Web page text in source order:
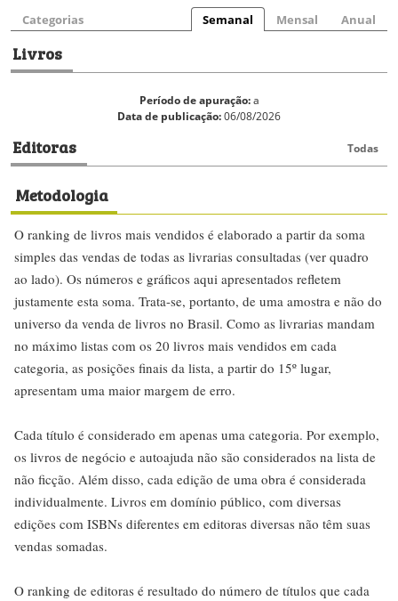
Categorias Semanal Mensal Anual
Livros
Período de apuração:a
Data de publicação:06/08/2026
Editoras Todas
Metodologia
O ranking de livros mais vendidos é elaborado a partir da soma
simples das vendas de todas as livrarias consultadas (ver quadro
ao lado). Os números e gráficos aqui apresentados refletem
justamente esta soma. Trata-se, portanto, de uma amostra e não do
universo da venda de livros no Brasil. Como as livrarias mandam
no máximo listas com os 20 livros mais vendidos em cada
categoria, as posições finais da lista, a partir do 15º lugar,
apresentam uma maior margem de erro.
Cada título é considerado em apenas uma categoria. Por exemplo,
os livros de negócio e autoajuda não são considerados na lista de
não ficção. Além disso, cada edição de uma obra é considerada
individualmente. Livros em domínio público, com diversas
edições com ISBNs diferentes em editoras diversas não têm suas
vendas somadas.
O ranking de editoras é resultado do número de títulos que cada